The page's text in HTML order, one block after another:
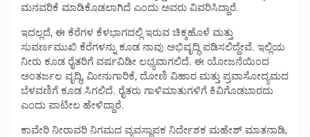
ಮನವರಿಕೆ ಮಾಡಿಕೊಡಲಾಗಿದೆ ಎಂದು ಅವರು ವಿವರಿಸಿದ್ದಾರೆ.
ಇದಲ್ಲದೆ, ಈ ಕೆರೆಗಳ ಕೆಳಭಾಗದಲ್ಲಿ ಇರುವ ಚಿಕ್ಕಹೊಳೆ ಮತ್ತು
ಸುವರ್ಣಮುಖಿ ಕೆರೆಗಳನ್ನು ಕೂಡ ನಾವು ಅಭಿವೃದ್ಧಿ ಪಡಿಸಲಿದ್ದೇವೆ. ಇಲ್ಲಿಯ
ನೀರು ಕೂಡ ರೈತರಿಗೆ ವರ್ಷವಿಡೀ ಲಭ್ಯವಾಗಲಿದೆ. ಈ ಯೋಜನೆಯಿಂದ
ಅಂತರ್ಜಲ ವೃದ್ಧಿ, ಮೀನುಗಾರಿಕೆ, ದೋಣಿ ವಿಹಾರ ಮತ್ತು ಪ್ರವಾಸೋದ್ಯಮದ
ಬೆಳವಣಿಗೆ ಕೂಡ ಸಿಗಲಿದೆ. ರೈತರು ಗಾಳಿಮಾತುಗಳಿಗೆ ಕಿವಿಗೊಡಬಾರದು
ಎಂದು ಪಾಟೀಲ ಹೇಳಿದ್ದಾರೆ.
ಕಾವೇರಿ ನೀರಾವರಿ ನಿಗಮದ ವ್ಯವಸ್ಥಾಪಕ ನಿರ್ದೇಶಕ ಮಹೇಶ್ ಮಾತನಾಡಿ,